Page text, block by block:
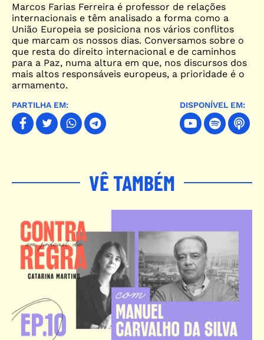
Marcos Farias Ferreira é professor de relações
internacionais e têm analisado a forma como a
União Europeia se posiciona nos vários conflitos
que marcam os nossos dias. Conversamos sobre o
que resta do direito internacional e de caminhos
para a Paz, numa altura em que, nos discursos dos
mais altos responsáveis europeus, a prioridade é o
armamento.
PARTILHA EM: DISPONÍVEL EM:
VÊ TAMBÉM